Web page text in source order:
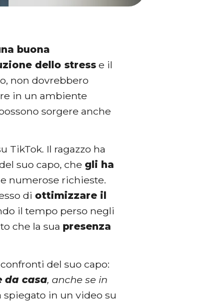
buona
dello stress e il
non dovrebbero
in un ambiente
sorgere anche
TikTok. Il ragazzo ha
suo capo, che gli ha
numerose richieste.
di ottimizzare il
il tempo perso negli
che la sua presenza
del suo capo:
da casa, anche se in
spiegato in un video su